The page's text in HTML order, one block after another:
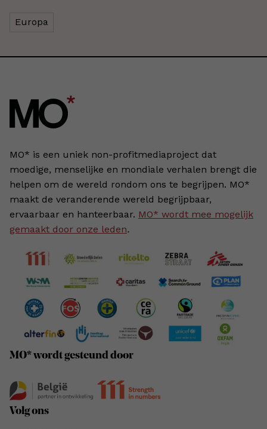
Europa
MO* is een uniek non-profitmediaproject dat
moedige, menselijke en mondiale verhalen brengt die
helpen om de wereld rondom ons te begrijpen. MO*
maakt de veranderende wereld begrijpbaar,
ervaarbaar en hanteerbaar. MO* wordt mee mogelijk
gemaakt door onze leden.
MO* wordt gesteund door
Volg ons